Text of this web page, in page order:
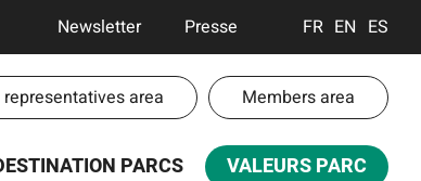
En-
tête
-
Communication
Newsletter Presse FRANÇAIS
ENGLISH
representatives area Members area
PARCS VALEURS PARC